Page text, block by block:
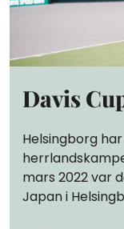
Davis
Helsingborg
mars 2022 var
Japan i